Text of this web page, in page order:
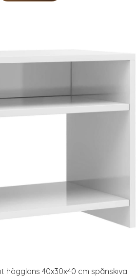
högglans 40x30x40 cm spånskiva